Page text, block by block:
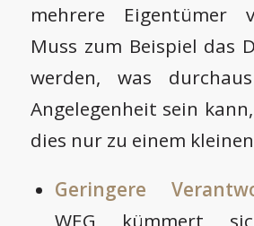
mehrere Eigentümer
Muss zum Beispiel das
werden, was
Angelegenheit sein
dies nur zu einem
Geringere